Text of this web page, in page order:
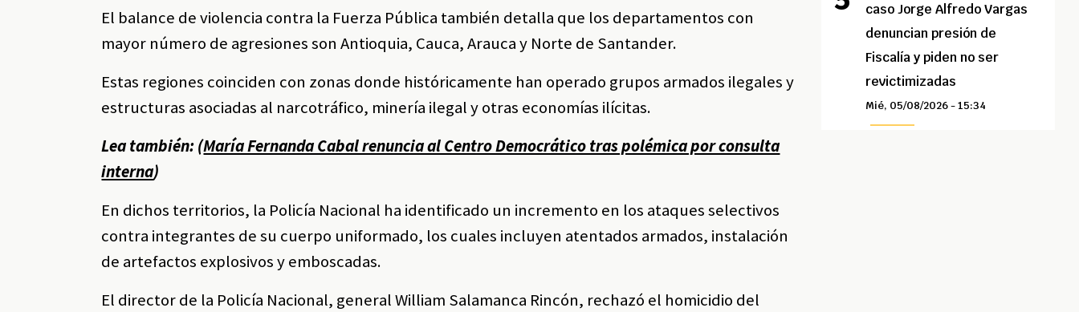
El balance de violencia contra la Fuerza Pública también detalla que los departamentos con
mayor número de agresiones son Antioquia, Cauca, Arauca y Norte de Santander.
Estas regiones coinciden con zonas donde históricamente han operado grupos armados ilegales y
estructuras asociadas al narcotráfico, minería ilegal y otras economías ilícitas.
Lea también: (María Fernanda Cabal renuncia al Centro Democrático tras polémica por consulta
interna)
En dichos territorios, la Policía Nacional ha identificado un incremento en los ataques selectivos
contra integrantes de su cuerpo uniformado, los cuales incluyen atentados armados, instalación
de artefactos explosivos y emboscadas.
El director de la Policía Nacional, general William Salamanca Rincón, rechazó el homicidio del
caso Jorge Alfredo Vargas
denuncian presión de
Fiscalía y piden no ser
revictimizadas
Mié, 05/08/2026 - 15:34